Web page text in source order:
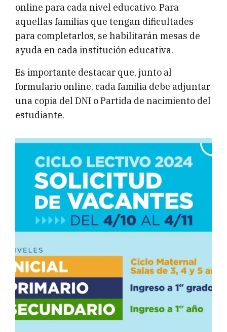
online para cada nivel educativo. Para
aquellas familias que tengan dificultades
para completarlos, se habilitarán mesas de
ayuda en cada institución educativa.
Es importante destacar que, junto al
formulario online, cada familia debe adjuntar
una copia del DNI o Partida de nacimiento del
estudiante.